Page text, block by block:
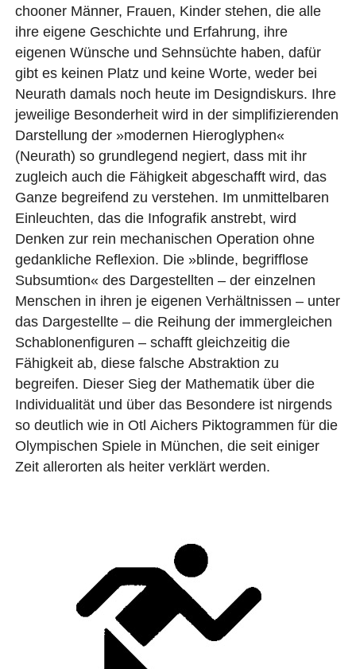
chooner Männer, Frauen, Kinder stehen, die alle
ihre eigene Geschichte und Erfahrung, ihre
eigenen Wünsche und Sehnsüchte haben, dafür
gibt es keinen Platz und keine Worte, weder bei
Neurath damals noch heute im Designdiskurs. Ihre
jeweilige Besonderheit wird in der simplifizierenden
Darstellung der »modernen Hieroglyphen«
(Neurath) so grundlegend negiert, dass mit ihr
zugleich auch die Fähigkeit abgeschafft wird, das
Ganze begreifend zu verstehen. Im unmittelbaren
Einleuchten, das die Infografik anstrebt, wird
Denken zur rein mechanischen Operation ohne
gedankliche Reflexion. Die »blinde, begrifflose
Subsumtion« des Dargestellten – der einzelnen
Menschen in ihren je eigenen Verhältnissen – unter
das Dargestellte – die Reihung der immergleichen
Schablonenfiguren – schafft gleichzeitig die
Fähigkeit ab, diese falsche Abstraktion zu
begreifen. Dieser Sieg der Mathematik über die
Individualität und über das Besondere ist nirgends
so deutlich wie in Otl Aichers Piktogrammen für die
Olympischen Spiele in München, die seit einiger
Zeit allerorten als heiter verklärt werden.